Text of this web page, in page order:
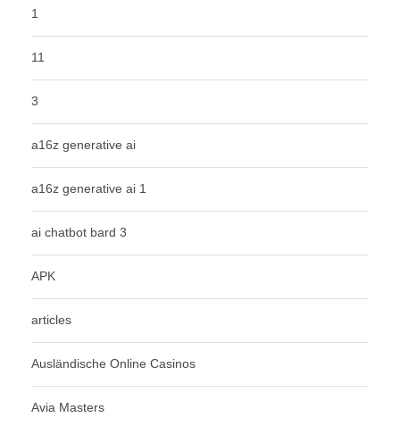
1
11
3
a16z generative ai
a16z generative ai 1
ai chatbot bard 3
APK
articles
Ausländische Online Casinos
Avia Masters